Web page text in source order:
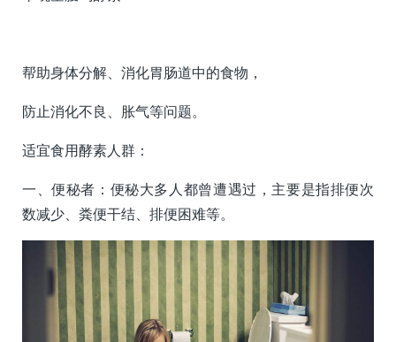
帮助身体分解、消化胃肠道中的食物，
防止消化不良、胀气等问题。
适宜食用酵素人群：
一、便秘者：便秘大多人都曾遭遇过，主要是指排便次
数减少、粪便干结、排便困难等。